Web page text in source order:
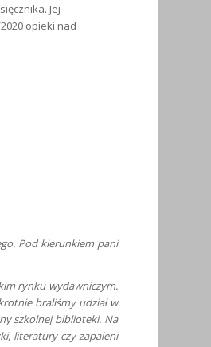
Jej
opieki nad
Pod kierunkiem pani
rynku wydawniczym.
braliśmy udział w
szkolnej biblioteki. Na
literatury czy zapaleni